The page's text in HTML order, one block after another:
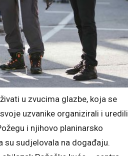
u zvucima glazbe, koja se
uzvanike organizirali i uredili
i njihovo planinarsko
su sudjelovala na događaju.